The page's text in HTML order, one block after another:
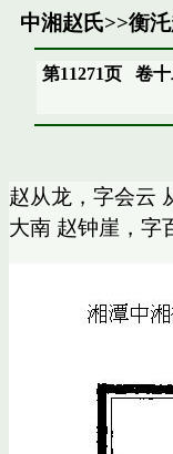
中湘赵氏>>衡
第11271页卷十
赵从龙，字会云
大南 赵钟崖，字